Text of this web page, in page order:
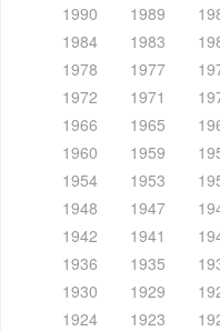
1990
1989
1984
1983
1978
1977
1972
1971
1966
1965
1960
1959
1954
1953
1948
1947
1942
1941
1936
1935
1930
1929
1924
1923